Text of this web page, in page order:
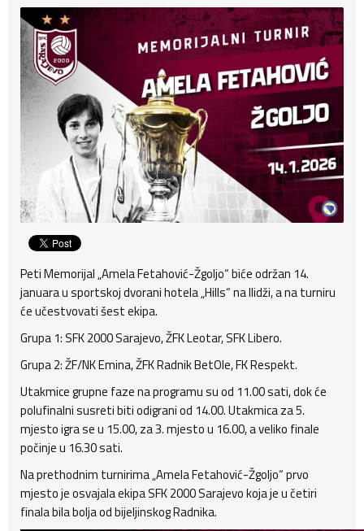
Peti Memorijal „Amela Fetahović-Žgoljo“ biće održan 14.
januara u sportskoj dvorani hotela „Hills“ na Ilidži, a na turniru
će učestvovati šest ekipa.
Grupa 1: SFK 2000 Sarajevo, ŽFK Leotar, SFK Libero.
Grupa 2: ŽF/NK Emina, ŽFK Radnik BetOle, FK Respekt.
Utakmice grupne faze na programu su od 11.00 sati, dok će
polufinalni susreti biti odigrani od 14.00. Utakmica za 5.
mjesto igra se u 15.00, za 3. mjesto u 16.00, a veliko finale
počinje u 16.30 sati.
Na prethodnim turnirima „Amela Fetahović-Žgoljo“ prvo
mjesto je osvajala ekipa SFK 2000 Sarajevo koja je u četiri
finala bila bolja od bijeljinskog Radnika.